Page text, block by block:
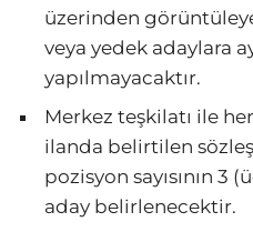
üzerinden
veya yedek adaylara
yapılmayacaktır.
Merkez teşkilatı ile
ilanda belirtilen
pozisyon sayısının 3
aday belirlenecektir.